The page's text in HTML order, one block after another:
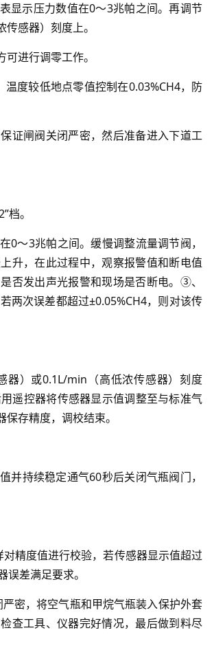
显示压力数值在0～3兆帕之间。再调节
感器）刻度上。
进行调零工作。
度较低地点零值控制在0.03%CH4，防
证闸阀关闭严密，然后准备进入下道工
。
～3兆帕之间。缓慢调整流量调节阀，
升，在此过程中，观察报警值和断电值
否发出声光报警和现场是否断电。③、
两次误差都超过±0.05%CH4，则对该传
器）或0.1L/min（高低浓传感器）刻度
遥控器将传感器显示值调整至与标准气
存精度，调校结束。
持续稳定通气60秒后关闭气瓶阀门，
精度值进行校验，若传感器显示值超过
差满足要求。
密，将空气瓶和甲烷气瓶装入保护外套
查工具、仪器完好情况，最后做到料尽